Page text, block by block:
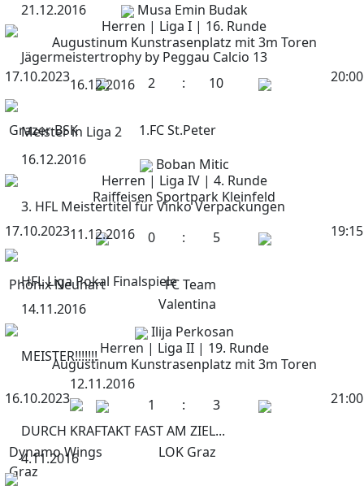
Musa Emin Budak
Herren | Liga I | 16. Runde
Augustinum Kunstrasenplatz mit 3m Toren
17.10.2023
20:00
2 : 10
Grazer BSK
1.FC St.Peter
Boban Mitic
Herren | Liga IV | 4. Runde
Raiffeisen Sportpark Kleinfeld
17.10.2023
19:15
0 : 5
Phönix Neuhart
FC Team
Valentina
Ilija Perkosan
Herren | Liga II | 19. Runde
Augustinum Kunstrasenplatz mit 3m Toren
16.10.2023
21:00
1 : 3
Dynamo Wings
Graz
LOK Graz
21.12.2016
Jägermeistertrophy by Peggau Calcio 13
16.12.2016
Meister in Liga 2
16.12.2016
3. HFL Meistertitel für Vinko Verpackungen
11.12.2016
HFL Liga Pokal Finalspiele
14.11.2016
MEISTER!!!!!!!
12.11.2016
DURCH KRAFTAKT FAST AM ZIEL...
4.11.2016